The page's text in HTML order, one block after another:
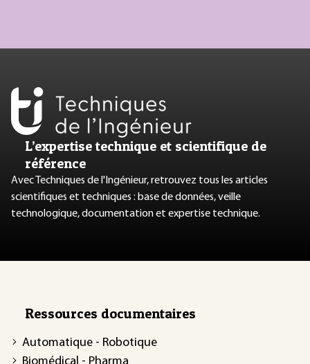
L’expertise technique et scientifique de
référence
Avec Techniques de l'Ingénieur, retrouvez tous les articles
scientifiques et techniques : base de données, veille
technologique, documentation et expertise technique.
Ressources documentaires
Automatique - Robotique